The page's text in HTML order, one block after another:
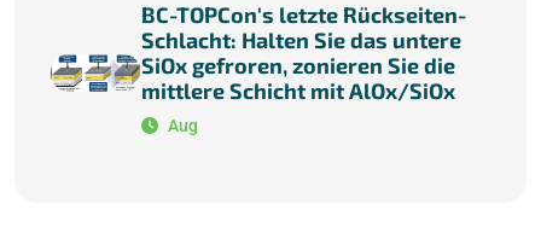
BC-TOPCon's letzte Rückseiten-
Schlacht: Halten Sie das untere
SiOx gefroren, zonieren Sie die
mittlere Schicht mit AlOx/SiOx
Aug